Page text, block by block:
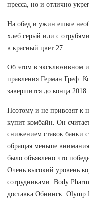
пресса, но и отлично
На обед и ужин ешьте
хлеб серый или с
в красный цвет 27.
Об этом в эксклюзивном
правления Герман Греф.
завершится до конца 2018
Поэтому и не привозят к
купит комбайн. Он
снижением ставок банки
обращая меньше
было объявлено что
Очень высокий уровень
сотрудниками. Body
доставка Обнинск: Olymp